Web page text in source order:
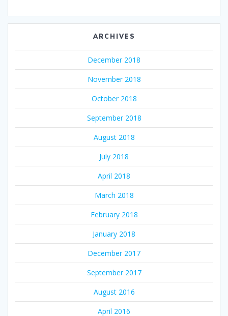
ARCHIVES
December 2018
November 2018
October 2018
September 2018
August 2018
July 2018
April 2018
March 2018
February 2018
January 2018
December 2017
September 2017
August 2016
April 2016